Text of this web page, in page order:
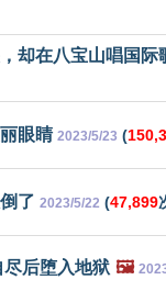
却在八宝山唱国际
眼睛 2023/5/23 (
了 2023/5/22 (47,899
尽后堕入地狱 🖼️